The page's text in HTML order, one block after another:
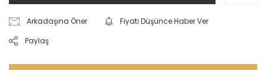
Arkadaşına Öner
Fiyatı Düşünce Haber Ver
Paylaş